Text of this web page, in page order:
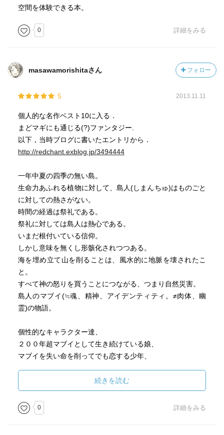
空間を体験できる本。
0 詳細をみる
masawamorishitaさん フォロー
5 2013.11.11
個人的な名作ベスト10に入る．
まどマギにも通じる(?)ファンタジー.
以下，当時ブログに書いたエントリから．
http://redchant.exblog.jp/3494444
一年中夏の四季の無い島。
生命力あふれる植物に対して、島人(しまんちゅ)はものごと
に対しての熱さがない。
時間の経過は祭礼である。
祭礼に対しては島人は熱心である。
いまだ根付いている信仰。
しかし意味を無くし形骸化されつつある。
海を埋め立て山を削ることは、風水的に地脈を壊されたこ
と。
すべて神の怒りを買うことにつながる、つまり自然災害。
島人のマブイ(≒魂、精神、アイデンティティ。≠肉体、幽
霊)の物語。
個性的なキャラクター達、
２００年超マブイとして生き続けている娘、
マブイを失い命を削ってでも恋する少年、
人間に恋する六本足の妖怪豚(雌)、
信仰(祭礼)の形骸化に気付く巫女たち、
信仰により神の加護を受ける元海人(うみんちゅ)の異人兄
弟、
続きを読む
0 詳細をみる